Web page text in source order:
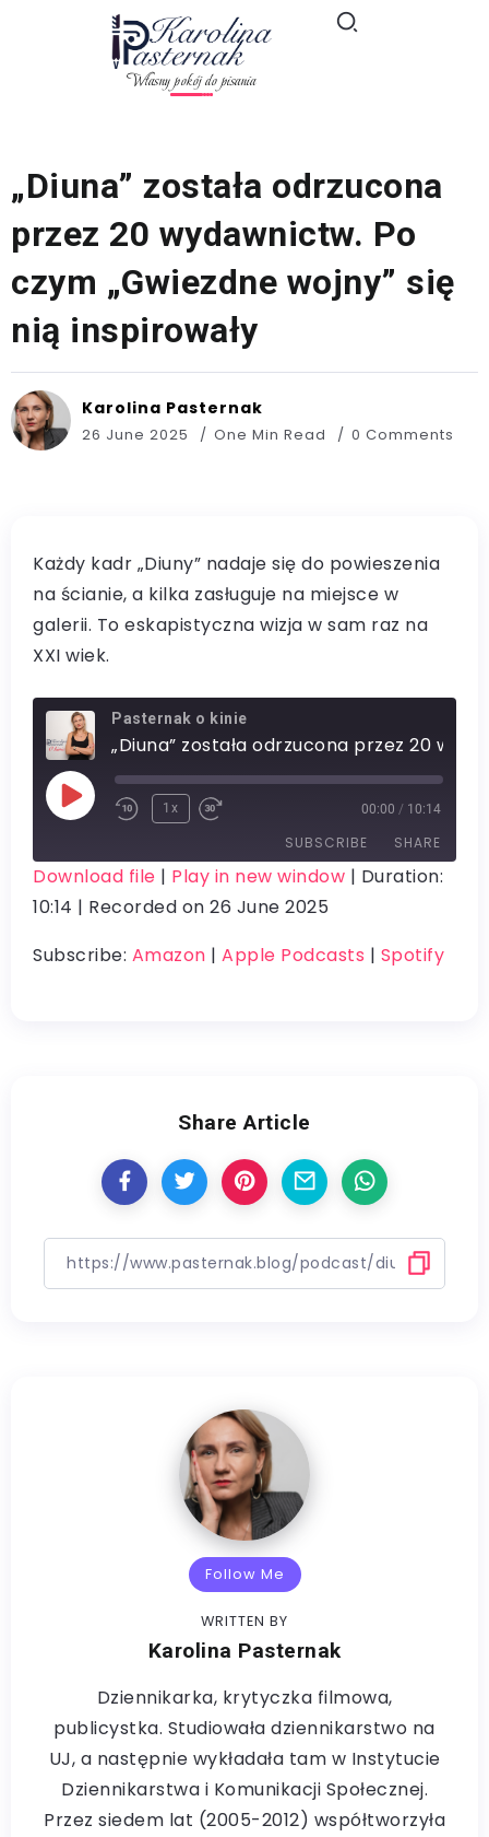
Własny pokój do pisania
„Diuna” została odrzucona
przez 20 wydawnictw. Po
czym „Gwiezdne wojny” się
nią inspirowały
Karolina Pasternak
26 June 2025 One Min Read 0 Comments
Każdy kadr „Diuny” nadaje się do powieszenia
na ścianie, a kilka zasługuje na miejsce w
galerii. To eskapistyczna wizja w sam raz na
XXI wiek.
Pasternak o kinie
1x 00:00 / 10:14
SUBSCRIBE SHARE
Amazon Apple Podcasts
SHARE
LINK
Download file | Play in new window | Duration:
10:14 | Recorded on 26 June 2025
Subscribe: Amazon | Apple Podcasts | Spotify
Share Article
Follow Me
WRITTEN BY
Karolina Pasternak
Dziennikarka, krytyczka filmowa,
publicystka. Studiowała dziennikarstwo na
UJ, a następnie wykładała tam w Instytucie
Dziennikarstwa i Komunikacji Społecznej.
Przez siedem lat (2005-2012) współtworzyła